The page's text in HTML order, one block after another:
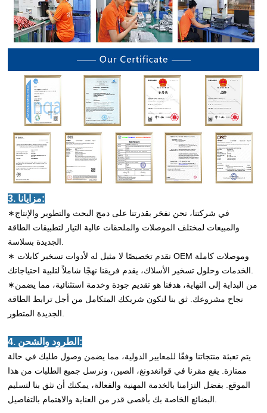
3. مزايانا:
∗في شركتنا، نحن نفخر بقدرتنا على دمج البحث والتطوير والإنتاج
والمبيعات لمختلف الموصلات والملحقات عالية التيار لتطبيقات الطاقة
الجديدة بسلاسة.
∗ نقدم تخصيصًا لا مثيل له لأدوات تسخير كابلات OEM وموصلات كاملة
الخدمات وحلول تسخير الأسلاك، يقدم فريقنا نهجًا شاملاً لتلبية احتياجاتك.
∗من البداية إلى النهاية، هدفنا هو تقديم جودة وخدمة استثنائية، مما يضمن
نجاح مشروعك. ثق بنا لنكون شريكك المتكامل من أجل ترابط الطاقة
الجديدة المتطور.
4. الطرود والشحن:
يتم تعبئة منتجاتنا وفقًا للمعايير الدولية، مما يضمن وصول طلبك في حالة
ممتازة. يقع مقرنا في قوانغدونغ، الصين، ونرسل جميع الطلبات من هذا
الموقع. بفضل التزامنا بالخدمة المهنية والفعالة، يمكنك أن تثق بنا لتسليم
البضائع الخاصة بك بأقصى قدر من العناية والاهتمام بالتفاصيل.